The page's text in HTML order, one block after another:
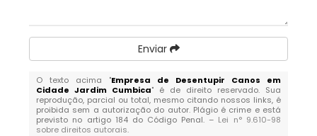
Enviar
O texto acima "Empresa de Desentupir Canos em
Cidade Jardim Cumbica" é de direito reservado. Sua
reprodução, parcial ou total, mesmo citando nossos links, é
proibida sem a autorização do autor. Plágio é crime e está
previsto no artigo 184 do Código Penal. – Lei n° 9.610-98
sobre direitos autorais.